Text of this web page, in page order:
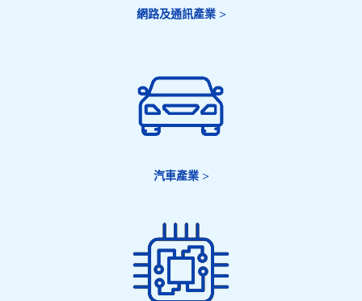
網路及通訊產業>
汽車產業>